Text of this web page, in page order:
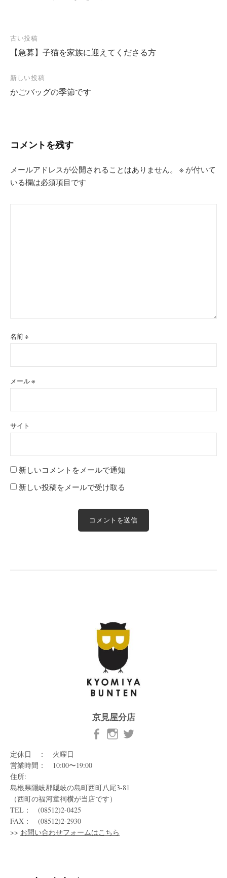
投
稿
ナ
ビ
ゲ
ョ
古い投稿
【急募】子猫を家族に迎えてくださる方
新しい投稿
かごバッグの季節です
コメントを残す
メールアドレスが公開されることはありません。 ※ が付いて
いる欄は必須項目です
名前※
メール※
サイト
新しいコメントをメールで通知
新しい投稿をメールで受け取る
京見屋分店
定休日 ： 火曜日
営業時間： 10:00〜19:00
住所:
島根県隠岐郡隠岐の島町西町八尾3-81
（西町の福河童祠横が当店です）
TEL： (08512)2-0425
FAX： (08512)2-2930
>> お問い合わせフォームはこちら